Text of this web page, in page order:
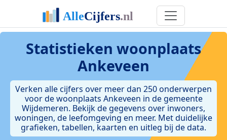
Statistieken woonplaats
Ankeveen
Verken alle cijfers over meer dan 250 onderwerpen
voor de woonplaats Ankeveen in de gemeente
Wijdemeren. Bekijk de gegevens over inwoners,
woningen, de leefomgeving en meer. Met duidelijke
grafieken, tabellen, kaarten en uitleg bij de data.